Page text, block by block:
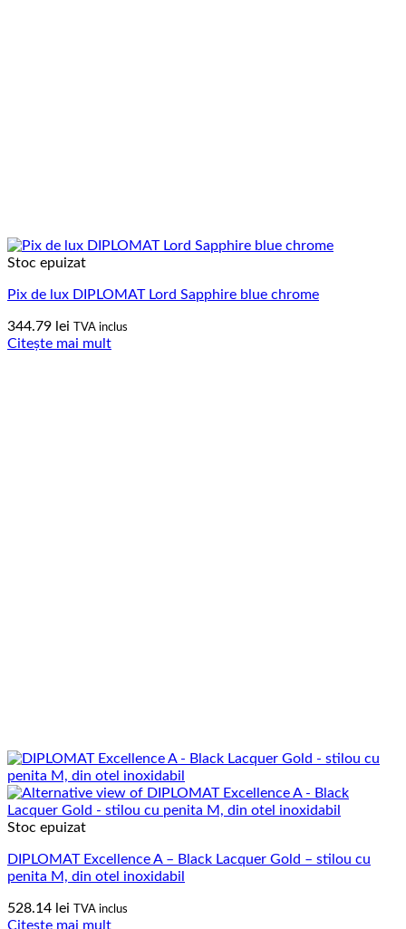
Stoc epuizat
Pix de lux DIPLOMAT Lord Sapphire blue chrome
344.79 lei TVA inclus
Citește mai mult
Stoc epuizat
DIPLOMAT Excellence A – Black Lacquer Gold – stilou cu
penita M, din otel inoxidabil
528.14 lei TVA inclus
Citește mai mult